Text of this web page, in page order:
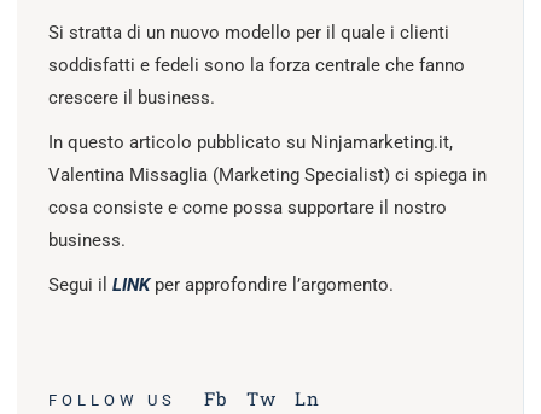
Si stratta di un nuovo modello per il quale i clienti
soddisfatti e fedeli sono la forza centrale che fanno
crescere il business.
In questo articolo pubblicato su Ninjamarketing.it,
Valentina Missaglia (Marketing Specialist) ci spiega in
cosa consiste e come possa supportare il nostro
business.
Segui ilLINKper approfondire l’argomento.
FOLLOW US Fb Tw Ln